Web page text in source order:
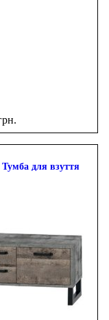
Тумба для взуття